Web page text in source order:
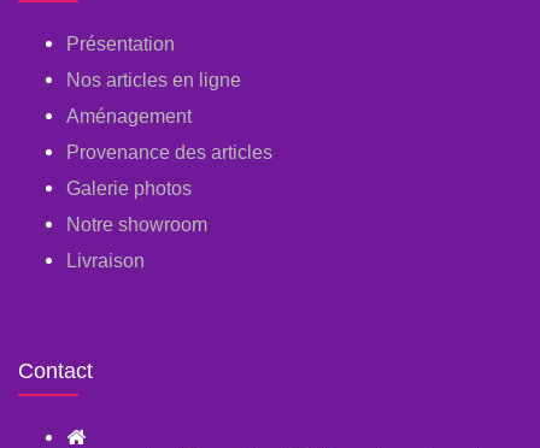
Présentation
Nos articles en ligne
Aménagement
Provenance des articles
Galerie photos
Notre showroom
Livraison
Contact